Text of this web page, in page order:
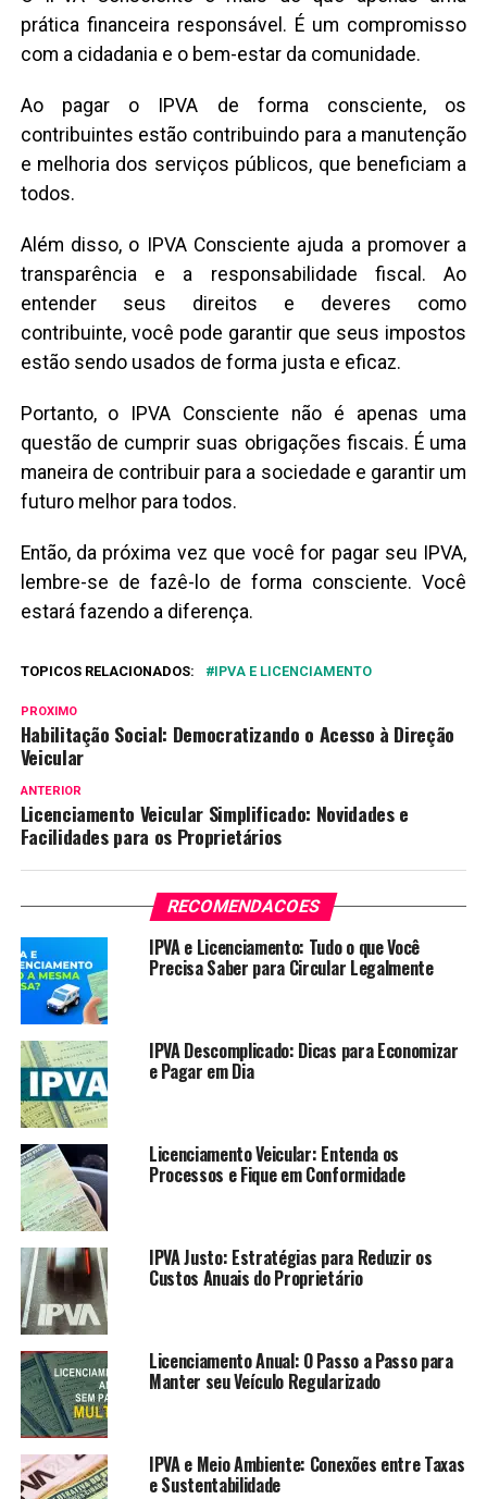
prática financeira responsável. É um compromisso
com a cidadania e o bem-estar da comunidade.
Ao pagar o IPVA de forma consciente, os
contribuintes estão contribuindo para a manutenção
e melhoria dos serviços públicos, que beneficiam a
todos.
Além disso, o IPVA Consciente ajuda a promover a
transparência e a responsabilidade fiscal. Ao
entender seus direitos e deveres como
contribuinte, você pode garantir que seus impostos
estão sendo usados de forma justa e eficaz.
Portanto, o IPVA Consciente não é apenas uma
questão de cumprir suas obrigações fiscais. É uma
maneira de contribuir para a sociedade e garantir um
futuro melhor para todos.
Então, da próxima vez que você for pagar seu IPVA,
lembre-se de fazê-lo de forma consciente. Você
estará fazendo a diferença.
TOPICOS RELACIONADOS: IPVA E LICENCIAMENTO
PROXIMO
Habilitação Social: Democratizando o Acesso à Direção
Veicular
ANTERIOR
Licenciamento Veicular Simplificado: Novidades e
Facilidades para os Proprietários
RECOMENDACOES
IPVA e Licenciamento: Tudo o que Você
Precisa Saber para Circular Legalmente
IPVA Descomplicado: Dicas para Economizar
e Pagar em Dia
Licenciamento Veicular: Entenda os
Processos e Fique em Conformidade
IPVA Justo: Estratégias para Reduzir os
Custos Anuais do Proprietário
Licenciamento Anual: O Passo a Passo para
Manter seu Veículo Regularizado
IPVA e Meio Ambiente: Conexões entre Taxas
e Sustentabilidade